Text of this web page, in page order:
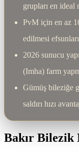
grupları en ideal
PvM için en az
edilmesi
2026 sunucu
(Imha) farm
Gümüş bileziğe
saldırı hızı
Bakır Bilezik